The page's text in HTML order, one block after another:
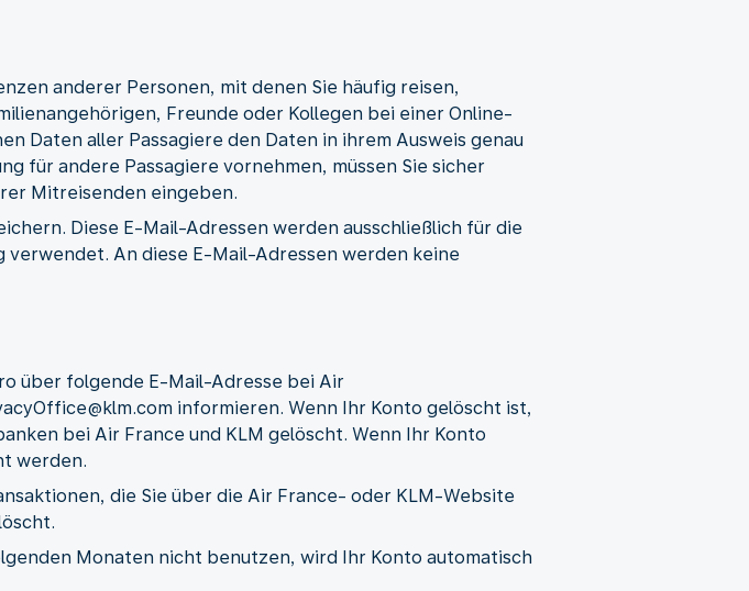
anderer Personen, mit denen Sie häufig reisen,
Freunde oder Kollegen bei einer Online-
Daten aller Passagiere den Daten in ihrem Ausweis genau
für andere Passagiere vornehmen, müssen Sie sicher
Mitreisenden eingeben.
Diese E-Mail-Adressen werden ausschließlich für die
verwendet. An diese E-Mail-Adressen werden keine
über folgende E-Mail-Adresse bei Air
informieren. Wenn Ihr Konto gelöscht ist,
bei Air France und KLM gelöscht. Wenn Ihr Konto
werden.
die Sie über die Air France- oder KLM-Website
Monaten nicht benutzen, wird Ihr Konto automatisch